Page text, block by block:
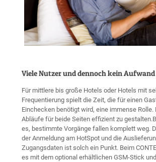
Viele Nutzer und dennoch kein Aufwand
Für mittlere bis große Hotels oder Hotels mit
Frequentierung spielt die Zeit, die für einen
Einchecken benötigt wird, eine immense
Abläufe für beide Seiten effizient zu
es, bestimmte Vorgänge fallen komplett weg.
der Anmeldung am HotSpot und die
Zugangsdaten ist solch ein Punkt. Beim
es mit dem optional erhältlichen GSM-Stick